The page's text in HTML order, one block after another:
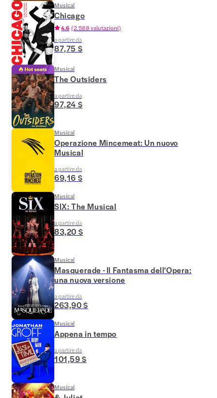
Musical
Chicago
4.6 (2.588 valutazioni)
a partire da
87,75 $
Musical
The Outsiders
a partire da
97,24 $
Musical
Operazione Mincemeat: Un nuovo
Musical
a partire da
69,16 $
Musical
SIX: The Musical
a partire da
83,20 $
Musical
Masquerade - Il Fantasma dell'Opera:
una nuova versione
a partire da
263,90 $
Musical
Appena in tempo
a partire da
101,59 $
Musical